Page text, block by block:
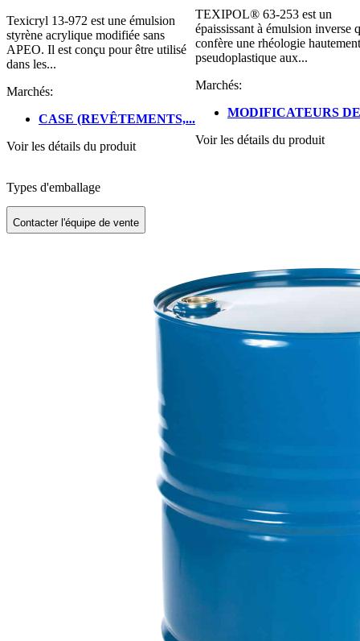
Texicryl 13-972 est une émulsion
styrène acrylique modifiée sans
APEO. Il est conçu pour être utilisé
dans les...
Marchés:
CASE (REVÊTEMENTS,...
Voir les détails du produit
TEXIPOL® 63-253 est un
épaississant à émulsion inverse
confère une rhéologie hautement
pseudoplastique aux...
Marchés:
MODIFICATEURS
Voir les détails du produit
Types d'emballage
Contacter l'équipe de vente